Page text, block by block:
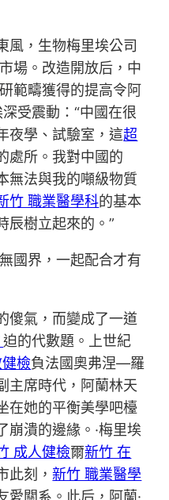
風，生物梅里埃公司
場。改造開放后，中
研範疇獲得的提高令阿
深受震動：“中國在很
夜學、試驗室，這超
處所。我對中國的
無法與我的噸級物質
竹 職業醫學科的基本
辰樹立起來的。”
國界，一起配合才有
傻氣，而變成了一道
迫的代數題。上世紀
檢負法國奧弗涅—羅
主席時代，阿蘭林天
在她的平衡美學吧檯
崩潰的邊緣。·梅里埃
成人健檢爾新竹 在
此刻，新竹 職業醫學